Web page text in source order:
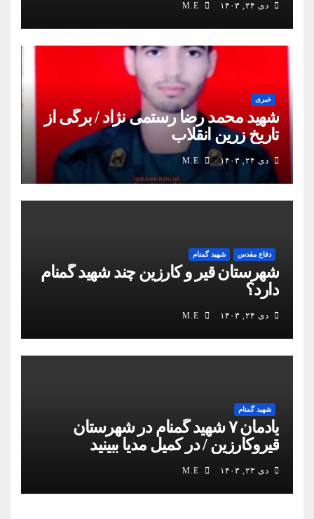
دی ۲۴, ۱۴۰۳
خبری
شهید محمد رضا رستمی نژاد / برگی از
تاریخ زرین انقلاب
دی ۲۴, ۱۴۰۳
دفاع مقدس شهید گمنام
شهرستان قیر و کارزین چند شهید گمنام
دارد؟
دی ۲۴, ۱۴۰۳
شهید گمنام
یادمان ۷ شهید گمنام در شهرستان
قیروکارزین / در کمیل مدیا ببینید
دی ۲۳, ۱۴۰۳